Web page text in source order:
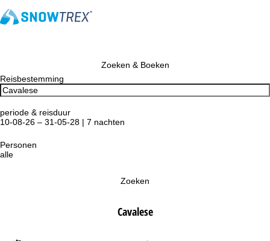
Zoeken & Boeken
Reisbestemming
periode & reisduur
10-08-26 – 31-05-28 | 7 nachten
Personen
alle
Zoeken
Cavalese